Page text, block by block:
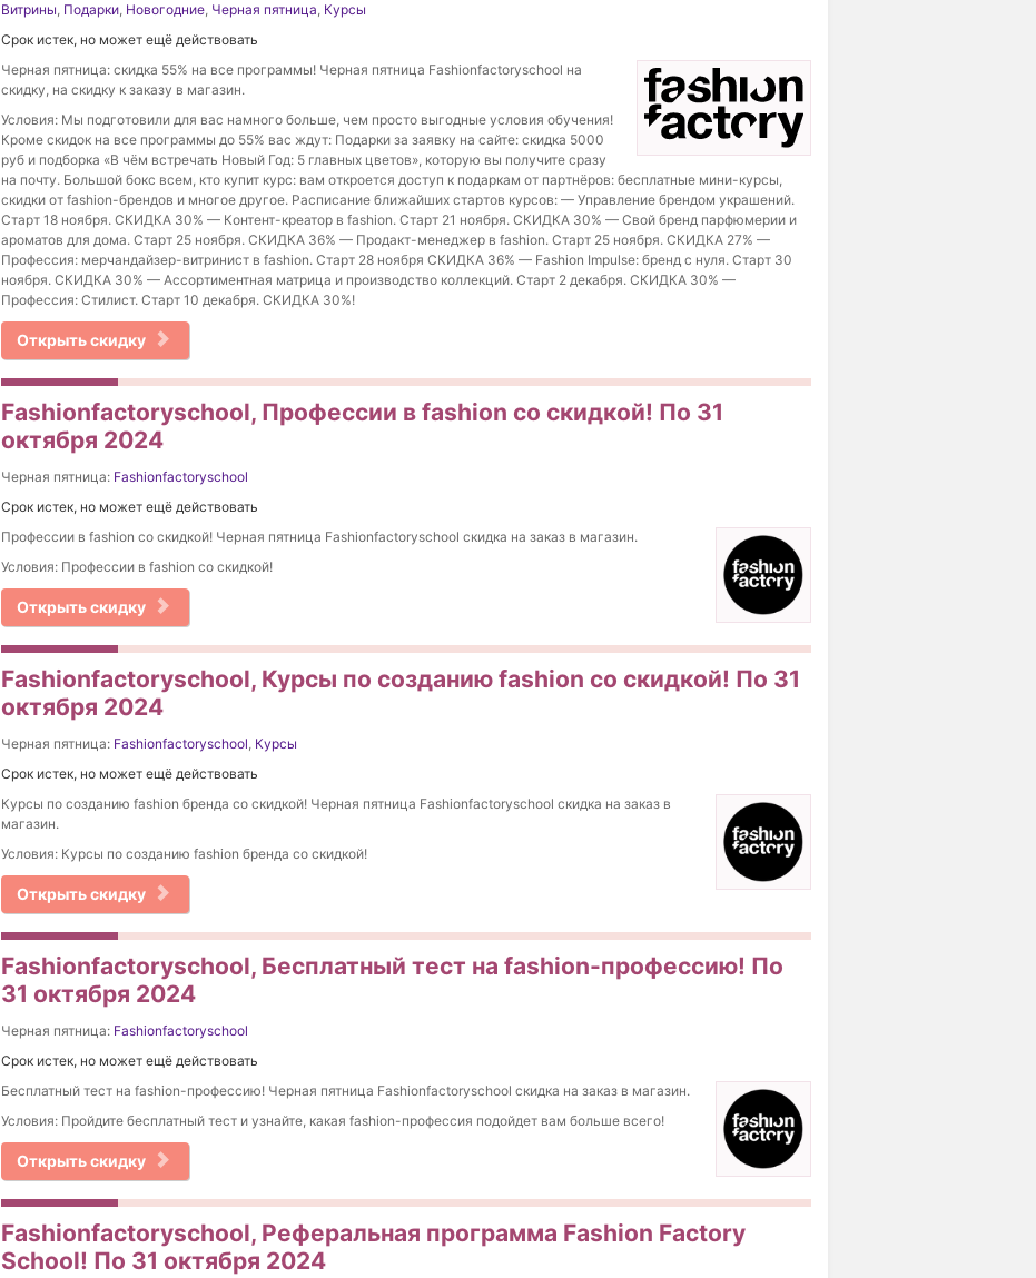
Витрины, Подарки, Новогодние, Черная пятница, Курсы
Срок истек, но может ещё действовать
Черная пятница: скидка 55% на все программы! Черная пятница Fashionfactoryschool на
скидку, на скидку к заказу в магазин.
Условия: Мы подготовили для вас намного больше, чем просто выгодные условия обучения!
Кроме скидок на все программы до 55% вас ждут: Подарки за заявку на сайте: скидка 5000
руб и подборка «В чём встречать Новый Год: 5 главных цветов», которую вы получите сразу
на почту. Большой бокс всем, кто купит курс: вам откроется доступ к подаркам от партнёров: бесплатные мини-курсы,
скидки от fashion-брендов и многое другое. Расписание ближайших стартов курсов: — Управление брендом украшений.
Старт 18 ноября. СКИДКА 30% — Контент-креатор в fashion. Старт 21 ноября. СКИДКА 30% — Свой бренд парфюмерии и
ароматов для дома. Старт 25 ноября. СКИДКА 36% — Продакт-менеджер в fashion. Старт 25 ноября. СКИДКА 27% —
Профессия: мерчандайзер-витринист в fashion. Старт 28 ноября СКИДКА 36% — Fashion Impulse: бренд с нуля. Старт 30
ноября. СКИДКА 30% — Ассортиментная матрица и производство коллекций. Старт 2 декабря. СКИДКА 30% —
Профессия: Стилист. Старт 10 декабря. СКИДКА 30%!
Открыть скидку
Fashionfactoryschool, Профессии в fashion со скидкой! По 31
октября 2024
Черная пятница: Fashionfactoryschool
Срок истек, но может ещё действовать
Профессии в fashion со скидкой! Черная пятница Fashionfactoryschool скидка на заказ в магазин.
Условия: Профессии в fashion со скидкой!
Открыть скидку
Fashionfactoryschool, Курсы по созданию fashion со скидкой! По 31
октября 2024
Черная пятница: Fashionfactoryschool, Курсы
Срок истек, но может ещё действовать
Курсы по созданию fashion бренда со скидкой! Черная пятница Fashionfactoryschool скидка на заказ в
магазин.
Условия: Курсы по созданию fashion бренда со скидкой!
Открыть скидку
Fashionfactoryschool, Бесплатный тест на fashion-профессию! По
31 октября 2024
Черная пятница: Fashionfactoryschool
Срок истек, но может ещё действовать
Бесплатный тест на fashion-профессию! Черная пятница Fashionfactoryschool скидка на заказ в магазин.
Условия: Пройдите бесплатный тест и узнайте, какая fashion-профессия подойдет вам больше всего!
Открыть скидку
Fashionfactoryschool, Реферальная программа Fashion Factory
School! По 31 октября 2024